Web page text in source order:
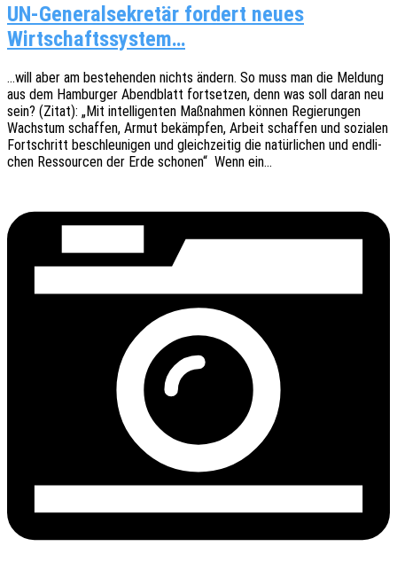
UN-Generalsekretär fordert neues
Wirtschaftssystem…
…will aber am bestehen­den nichts ändern. So muss man die Meldung
aus dem Hambur­ger Abend­blatt fort­set­zen, denn was soll daran neu
sein? (Zitat): „Mit intel­li­gen­ten Maßnah­men können Regie­run­gen
Wachs­tum schaf­fen, Armut bekämp­fen, Arbeit schaf­fen und sozia­len
Fort­schritt beschleu­ni­gen und gleich­zei­tig die natür­li­chen und endli­
chen Ressour­cen der Erde scho­nen“ Wenn ein…